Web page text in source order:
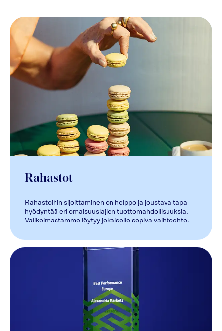
Rahastot
Rahastoihin sijoittaminen on helppo ja joustava tapa
hyödyntää eri omaisuuslajien tuottomahdollisuuksia.
Valikoimastamme löytyy jokaiselle sopiva vaihtoehto.